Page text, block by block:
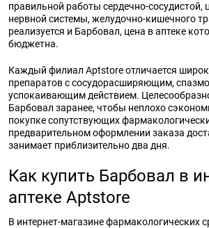
правильной работы сердечно-сосудистой,
нервной системы, желудочно-кишечного
реализуется и Барбовал, цена в аптеке
бюджетна.
Каждый филиал Aptstore отличается
препаратов с сосудорасширяющим,
успокаивающим действием.
Барбовал заранее, чтобы неплохо
покупке сопутствующих
предварительном оформлении заказа
занимает приблизительно два дня.
Как купить Барбовал в
аптеке Aptstore
В интернет-магазине фармакологических